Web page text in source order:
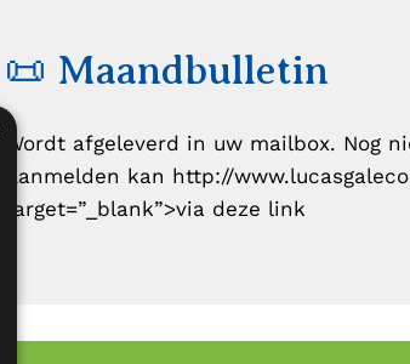
📜 Maandbulletin
Wordt afgeleverd in uw mailbox. Nog
Aanmelden kan http://
target=”_blank”>via deze link